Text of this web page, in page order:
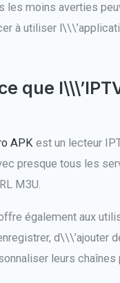
les moins averties
à utiliser
que
APK est un lecteur
presque tous les
M3U.
également aux
d\\\’ajouter
leurs chaînes